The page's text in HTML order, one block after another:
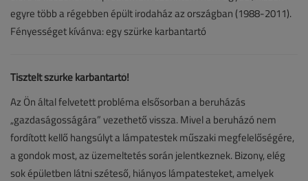
egyre több a régebben épült irodaház az országban (1988-2011).
Fényességet kívánva: egy szürke karbantartó
Tisztelt szürke karbantartó!
Az Ön által felvetett probléma elsősorban a beruházás
„gazdaságosságára” vezethető vissza. Mivel a beruházó nem
fordított kellő hangsúlyt a lámpatestek műszaki megfelelőségére,
a gondok most, az üzemeltetés során jelentkeznek. Bizony, elég
sok épületben látni széteső, hiányos lámpatesteket, amelyek